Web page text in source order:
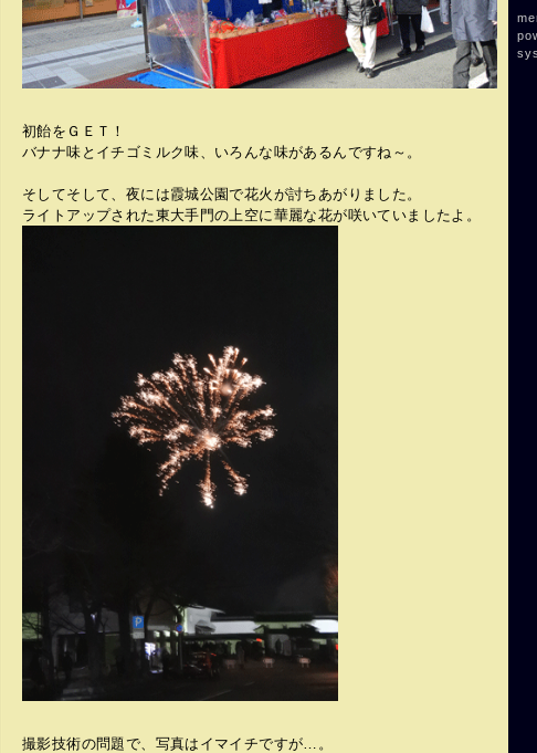
初飴をＧＥＴ！
バナナ味とイチゴミルク味、いろんな味があるんですね～。
そしてそして、夜には霞城公園で花火が討ちあがりました。
ライトアップされた東大手門の上空に華麗な花が咲いていましたよ。
撮影技術の問題で、写真はイマイチですが…。